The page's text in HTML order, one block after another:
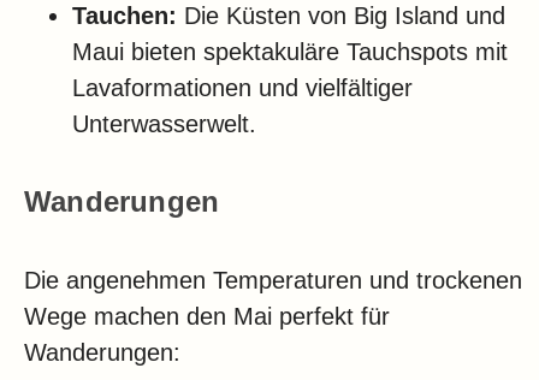
Tauchen: Die Küsten von Big Island und
Maui bieten spektakuläre Tauchspots mit
Lavaformationen und vielfältiger
Unterwasserwelt.
Wanderungen
Die angenehmen Temperaturen und trockenen
Wege machen den Mai perfekt für
Wanderungen: